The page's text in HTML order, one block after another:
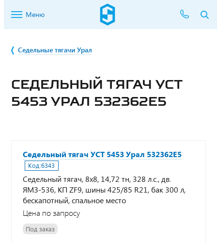
Меню
Седельные тягачи Урал
СЕДЕЛЬНЫЙ ТЯГАЧ УСТ
5453 УРАЛ 532362Е5
Седельный тягач УСТ 5453 Урал 532362Е5
Код:6343
Седельный тягач, 8х8, 14,72 тн, 328 л.с., дв.
ЯМЗ-536, КП ZF9, шины 425/85 R21, бак 300 л,
бескапотный, спальное место
Цена по запросу
Под заказ